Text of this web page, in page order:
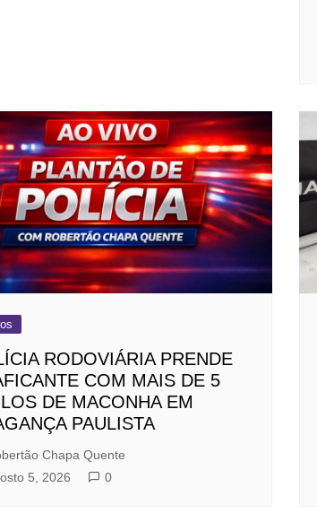
RODOVIÁRIA PRENDE
COM MAIS DE 5
DE MACONHA EM
PAULISTA
Chapa Quente
5, 2026
0